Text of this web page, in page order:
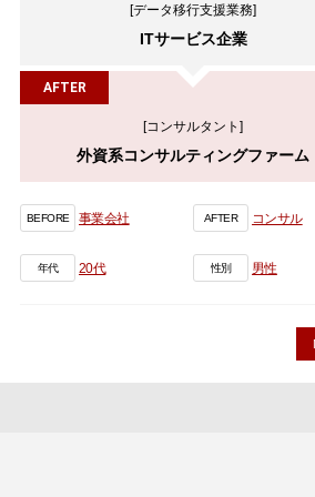
[データ移行支援業務]
ITサービス企業
AFTER
[コンサルタント]
外資系コンサルティングファーム
BEFORE 事業会社 AFTER コンサル
年代 20代 性別 男性